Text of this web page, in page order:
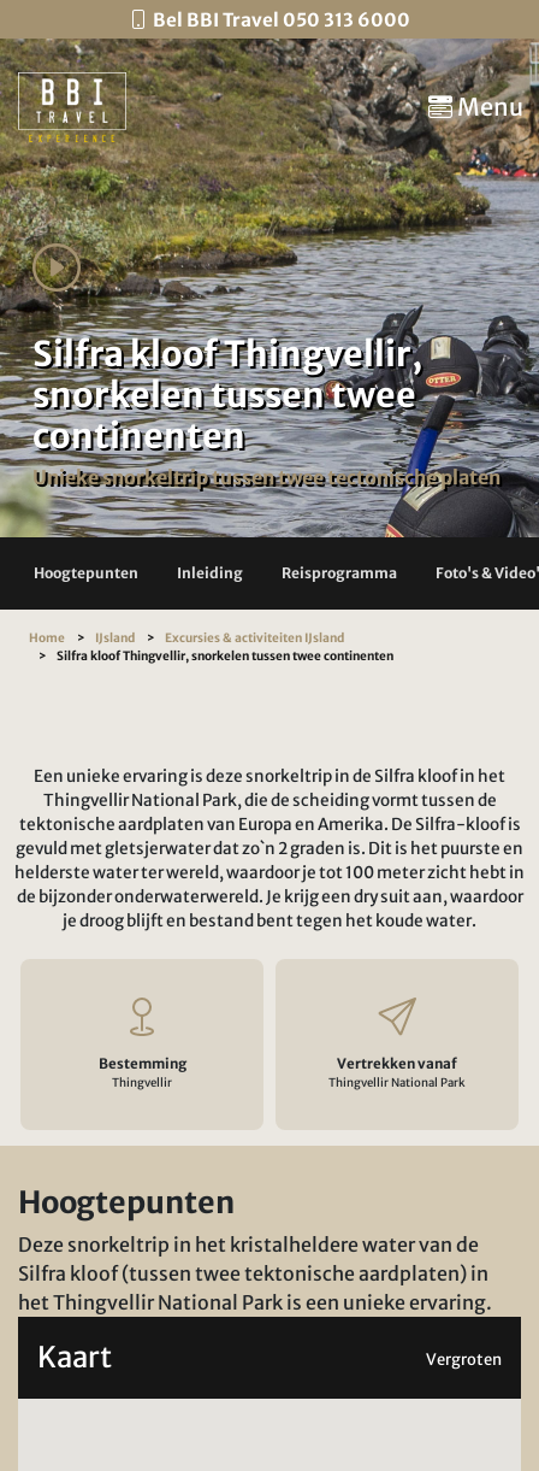
Bel BBI Travel 050 313 6000
Menu
Silfra kloof Thingvellir,
snorkelen tussen twee
continenten
Unieke snorkeltrip tussen twee tectonische platen
Hoogtepunten Inleiding Reisprogramma Foto's &
Home IJsland
Excursies & activiteiten IJsland
Silfra kloof Thingvellir, snorkelen tussen twee continenten
Een unieke ervaring is deze snorkeltrip in de Silfra kloof in het
Thingvellir National Park, die de scheiding vormt tussen de
tektonische aardplaten van Europa en Amerika. De Silfra-kloof is
gevuld met gletsjerwater dat zo`n 2 graden is. Dit is het puurste en
helderste water ter wereld, waardoor je tot 100 meter zicht hebt in
de bijzonder onderwaterwereld. Je krijg een dry suit aan, waardoor
je droog blijft en bestand bent tegen het koude water.
Bestemming
Thingvellir
Vertrekken vanaf
Thingvellir National Park
Hoogtepunten
Deze snorkeltrip in het kristalheldere water van de
Silfra kloof (tussen twee tektonische aardplaten) in
het Thingvellir National Park is een unieke ervaring.
Kaart Vergroten